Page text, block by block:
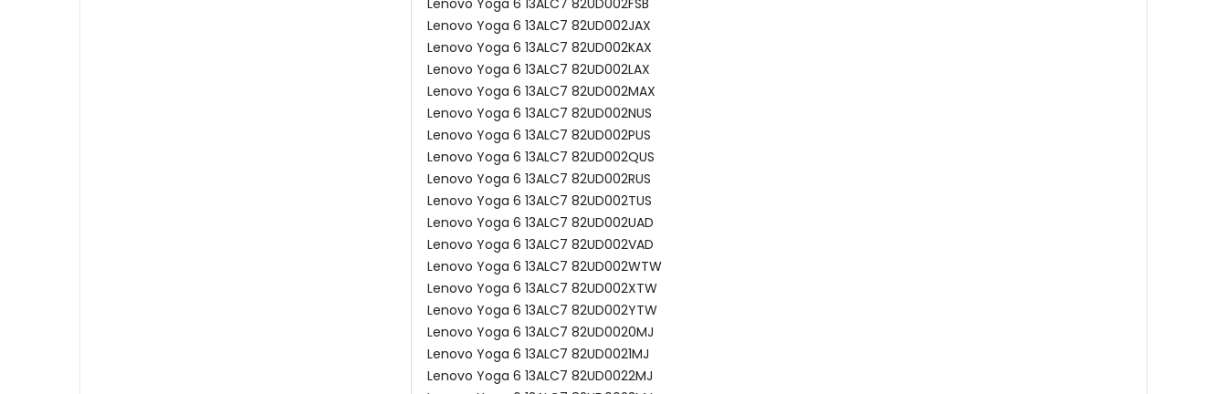
Lenovo Yoga 6 13ALC7 82UD002FSB
Lenovo Yoga 6 13ALC7 82UD002JAX
Lenovo Yoga 6 13ALC7 82UD002KAX
Lenovo Yoga 6 13ALC7 82UD002LAX
Lenovo Yoga 6 13ALC7 82UD002MAX
Lenovo Yoga 6 13ALC7 82UD002NUS
Lenovo Yoga 6 13ALC7 82UD002PUS
Lenovo Yoga 6 13ALC7 82UD002QUS
Lenovo Yoga 6 13ALC7 82UD002RUS
Lenovo Yoga 6 13ALC7 82UD002TUS
Lenovo Yoga 6 13ALC7 82UD002UAD
Lenovo Yoga 6 13ALC7 82UD002VAD
Lenovo Yoga 6 13ALC7 82UD002WTW
Lenovo Yoga 6 13ALC7 82UD002XTW
Lenovo Yoga 6 13ALC7 82UD002YTW
Lenovo Yoga 6 13ALC7 82UD0020MJ
Lenovo Yoga 6 13ALC7 82UD0021MJ
Lenovo Yoga 6 13ALC7 82UD0022MJ